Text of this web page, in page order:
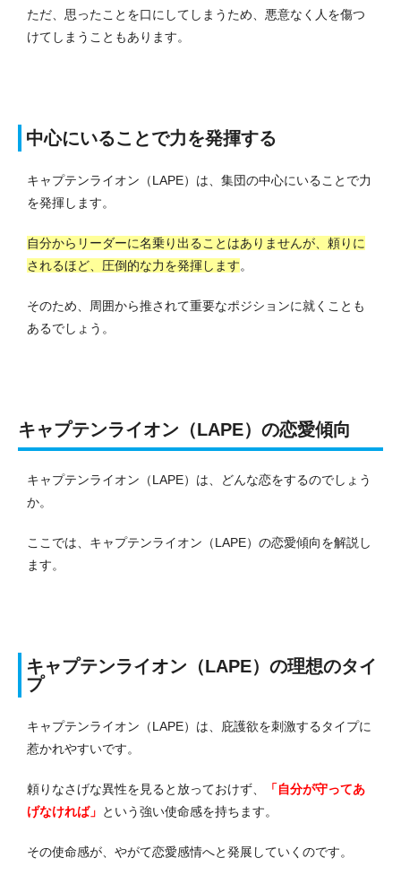
ただ、思ったことを口にしてしまうため、悪意なく人を傷つ
けてしまうこともあります。
中心にいることで力を発揮する
キャプテンライオン（LAPE）は、集団の中心にいることで力
を発揮します。
自分からリーダーに名乗り出ることはありませんが、頼りに
されるほど、圧倒的な力を発揮します。
そのため、周囲から推されて重要なポジションに就くことも
あるでしょう。
キャプテンライオン（LAPE）の恋愛傾向
キャプテンライオン（LAPE）は、どんな恋をするのでしょう
か。
ここでは、キャプテンライオン（LAPE）の恋愛傾向を解説し
ます。
キャプテンライオン（LAPE）の理想のタイ
プ
キャプテンライオン（LAPE）は、庇護欲を刺激するタイプに
惹かれやすいです。
頼りなさげな異性を見ると放っておけず、
「自分が守ってあ
げなければ」 という強い使命感を持ちます。
その使命感が、やがて恋愛感情へと発展していくのです。